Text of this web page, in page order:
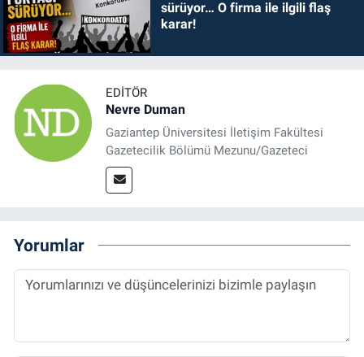
sürüyor… O firma ile ilgili flaş
karar!
EDITÖR
Nevre Duman
Gaziantep Üniversitesi İletişim Fakültesi
Gazetecilik Bölümü Mezunu/Gazeteci
Yorumlar